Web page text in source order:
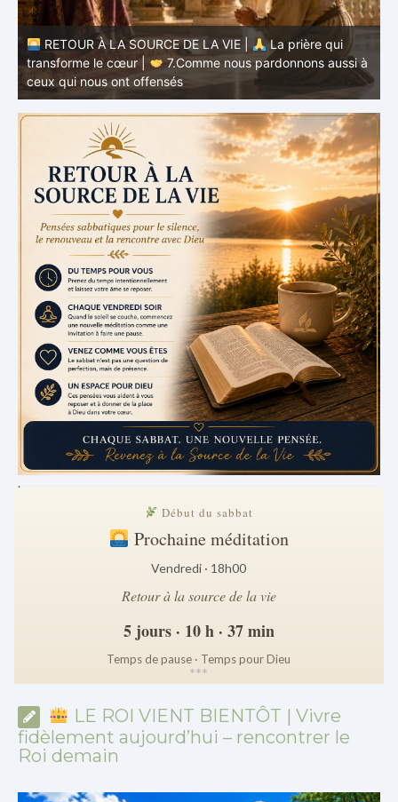
RETOUR À LA SOURCE DE LA VIE |
La prière qui
transforme le cœur |
6.Et pardonne-nous nos offenses
.
Début du sabbat
Prochaine méditation
Vendredi · 18h00
Retour à la source de la vie
5 jours · 10 h · 37 min
Temps de pause · Temps pour Dieu
***
LE ROI VIENT BIENTÔT | Vivre
fidèlement aujourd’hui – rencontrer le
Roi demain